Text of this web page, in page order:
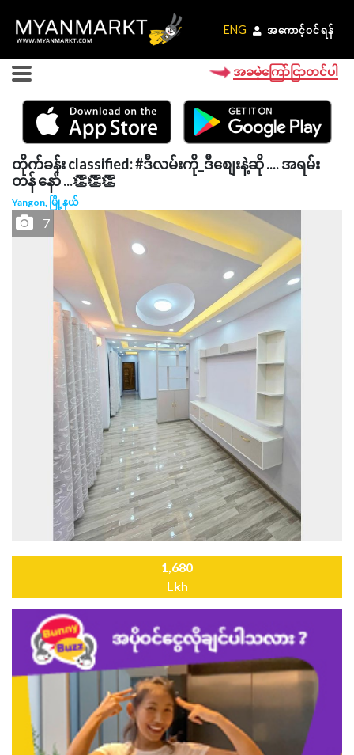
ENG အကောင့်ဝင်ရန်
ENG အကောင့်ဝင်ရန်
အခမဲ့ကြော်ငြာတင်ပါ
တိုက်ခန်း classified: #ဒီလမ်းကို_ဒီစျေးနဲ့ဆို .... အရမ်း
တန် နော် ...👏👏👏
Yangon, မြို့နယ်
7
1,680
Lkh